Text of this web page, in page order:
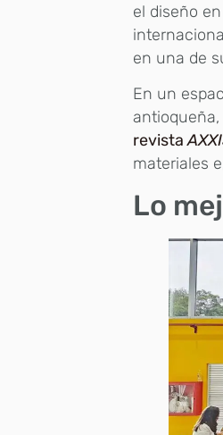
el diseño
en una de
En un
revista
materiales
Lo